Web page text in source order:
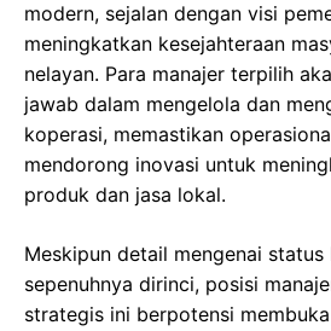
modern, sejalan dengan visi
meningkatkan kesejahteraan
nelayan. Para manajer terpilih
jawab dalam mengelola dan
koperasi, memastikan
mendorong inovasi untuk
produk dan jasa lokal.
Meskipun detail mengenai
sepenuhnya dirinci, posisi
strategis ini berpotensi